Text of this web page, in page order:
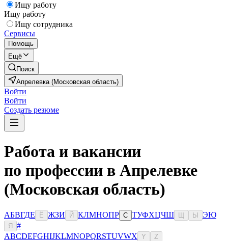
Ищу работу
Ищу работу
Ищу сотрудника
Сервисы
Помощь
Ещё
Поиск
Апрелевка (Московская область)
Войти
Войти
Создать резюме
Работа и вакансии
по профессии в Апрелевке
(Московская область)
АБВГДЕ Ё ЖЗИ Й КЛМНОПР С ТУФХЦЧШ Ы ЭЮ
Я
#
ABCDEFGHIJKLMNOPQRSTUVWX Y Z